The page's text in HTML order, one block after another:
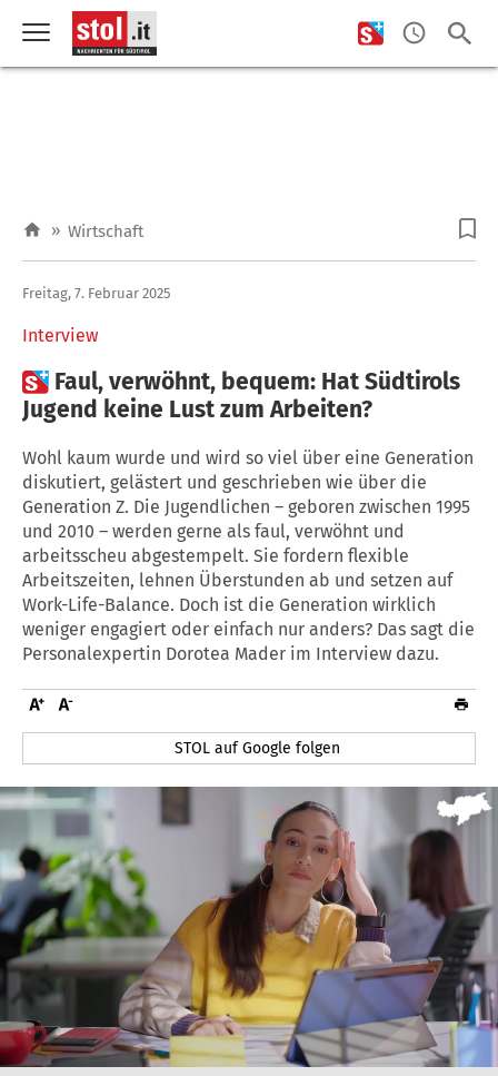
» Wirtschaft
Interview
Freitag, 7. Februar 2025
 Faul, verwöhnt, bequem: Hat Südtirols
Jugend keine Lust zum Arbeiten?
Wohl kaum wurde und wird so viel über eine Generation
diskutiert, gelästert und geschrieben wie über die
Generation Z. Die Jugendlichen – geboren zwischen 1995
und 2010 – werden gerne als faul, verwöhnt und
arbeitsscheu abgestempelt. Sie fordern flexible
Arbeitszeiten, lehnen Überstunden ab und setzen auf
Work-Life-Balance. Doch ist die Generation wirklich
weniger engagiert oder einfach nur anders? Das sagt die
Personalexpertin Dorotea Mader im Interview dazu.
STOL auf Google folgen